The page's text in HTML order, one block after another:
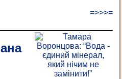
=>>>=